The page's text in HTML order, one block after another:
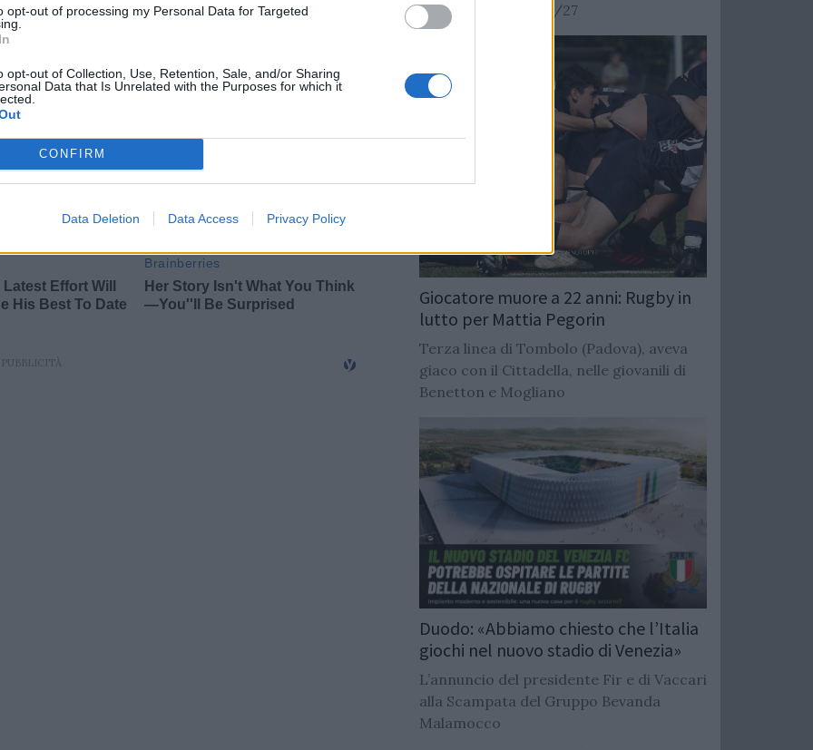
opt-out of processing my Personal Data for Targeted
opt-out of Collection, Use, Retention, Sale, and/or Sharing
Data that Is Unrelated with the Purposes for which it
CONFIRM
Data Deletion Data Access Privacy Policy
Azzurri sugli Springboks a Firenze:
dalla stagione 2026/27
Giocatore muore a 22 anni: Rugby in
lutto per Mattia Pegorin
Terza linea di Tombolo (Padova), aveva
giaco con il Cittadella, nelle giovanili di
Benetton e Mogliano
Duodo: «Abbiamo chiesto che l’Italia
giochi nel nuovo stadio di Venezia»
L’annuncio del presidente Fir e di Vaccari
alla Scampata del Gruppo Bevanda
Malamocco